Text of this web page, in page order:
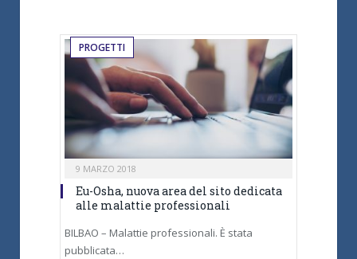
PROGETTI
9 MARZO 2018
Eu-Osha, nuova area del sito dedicata
alle malattie professionali
BILBAO – Malattie professionali. È stata
pubblicata…